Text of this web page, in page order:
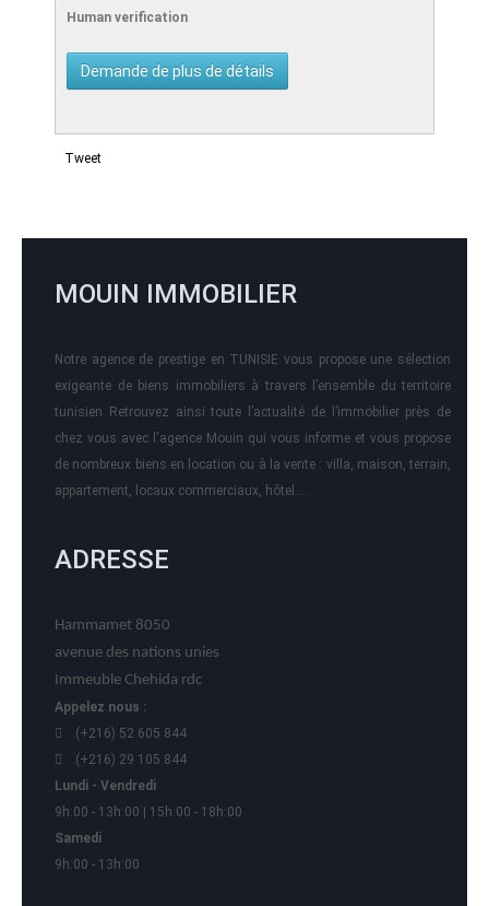
Human verification
Tweet
MOUIN IMMOBILIER
Notre agence de prestige en TUNISIE vous propose une sélection
exigeante de biens immobiliers à travers l’ensemble du territoire
tunisien Retrouvez ainsi toute l’actualité de l’immobilier près de
chez vous avec l'agence Mouin qui vous informe et vous propose
de nombreux biens en location ou à la vente : villa, maison, terrain,
appartement, locaux commerciaux, hôtel….
ADRESSE
Hammamet 8050
avenue des nations unies
Immeuble Chehida rdc
Appelez nous :
(+216) 52 605 844
(+216) 29 105 844
Lundi - Vendredi
9h:00 - 13h:00 | 15h:00 - 18h:00
Samedi
9h:00 - 13h:00